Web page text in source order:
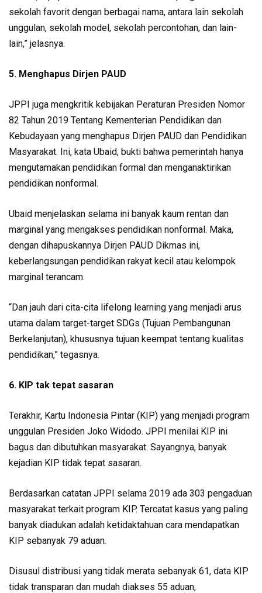
sekolah favorit dengan berbagai nama, antara lain sekolah
unggulan, sekolah model, sekolah percontohan, dan lain-
lain,” jelasnya.
5. Menghapus Dirjen PAUD
JPPI juga mengkritik kebijakan Peraturan Presiden Nomor
82 Tahun 2019 Tentang Kementerian Pendidikan dan
Kebudayaan yang menghapus Dirjen PAUD dan Pendidikan
Masyarakat. Ini, kata Ubaid, bukti bahwa pemerintah hanya
mengutamakan pendidikan formal dan menganaktirikan
pendidikan nonformal.
Ubaid menjelaskan selama ini banyak kaum rentan dan
marginal yang mengakses pendidikan nonformal. Maka,
dengan dihapuskannya Dirjen PAUD Dikmas ini,
keberlangsungan pendidikan rakyat kecil atau kelompok
marginal terancam.
“Dan jauh dari cita-cita lifelong learning yang menjadi arus
utama dalam target-target SDGs (Tujuan Pembangunan
Berkelanjutan), khususnya tujuan keempat tentang kualitas
pendidikan,” tegasnya.
6. KIP tak tepat sasaran
Terakhir, Kartu Indonesia Pintar (KIP) yang menjadi program
unggulan Presiden Joko Widodo. JPPI menilai KIP ini
bagus dan dibutuhkan masyarakat. Sayangnya, banyak
kejadian KIP tidak tepat sasaran.
Berdasarkan catatan JPPI selama 2019 ada 303 pengaduan
masyarakat terkait program KIP. Tercatat kasus yang paling
banyak diadukan adalah ketidaktahuan cara mendapatkan
KIP sebanyak 79 aduan.
Disusul distribusi yang tidak merata sebanyak 61, data KIP
tidak transparan dan mudah diakses 55 aduan,